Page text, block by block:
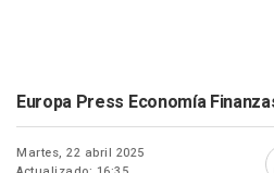
Europa Press Economía
Martes, 22 abril 2025